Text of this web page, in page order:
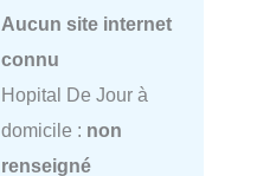
Aucun site internet
connu
Hopital De Jour à
domicile : non
renseigné